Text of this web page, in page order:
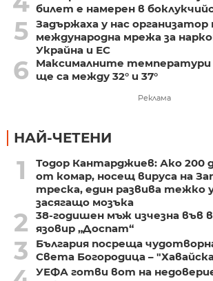
билет е намерен в
5 Задържаха у нас организатор
международна мрежа за
Украйна и ЕС
6
Максималните
ще са между 32° и 37°
Реклама
НАЙ-ЧЕТЕНИ
1
Тодор Кантарджиев: Ако 200
от комар, носещ вируса на
треска, един развива тежко
засягащо мозъка
2
38-годишен мъж изчезна във
язовир „Доспат“
3
България посреща
Света Богородица –
УЕФА готви вот на